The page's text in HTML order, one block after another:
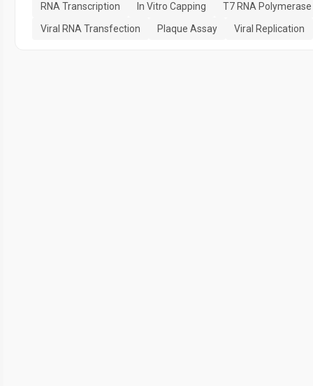
RNA Transcription
In Vitro Capping
T7 RNA Polymerase
Viral RNA Transfection
Plaque Assay Viral Replication